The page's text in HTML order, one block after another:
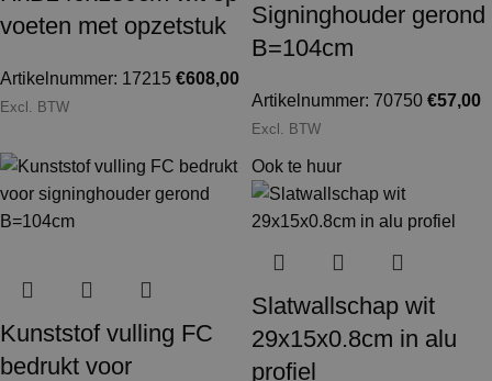
voeten met opzetstuk
Artikelnummer: 17215 €608,00
Excl. BTW
Signinghouder gerond
B=104cm
Artikelnummer: 70750 €57,00
Excl. BTW
Kunststof vulling FC
bedrukt voor
Ook te huur
Slatwallschap wit
29x15x0.8cm in alu
profiel